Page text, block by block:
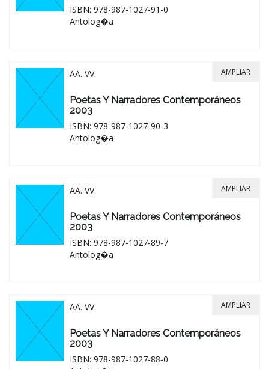
ISBN: 978-987-1027-91-0
Antolog�a
AA. VV.
Poetas Y Narradores Contemporáneos
2003
ISBN: 978-987-1027-90-3
Antolog�a
AMPLIAR
AA. VV.
Poetas Y Narradores Contemporáneos
2003
ISBN: 978-987-1027-89-7
Antolog�a
AMPLIAR
AA. VV.
Poetas Y Narradores Contemporáneos
2003
ISBN: 978-987-1027-88-0
AMPLIAR